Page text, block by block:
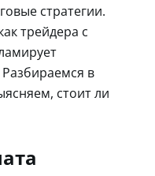
стратегии.
трейдера с
в
стоит ли